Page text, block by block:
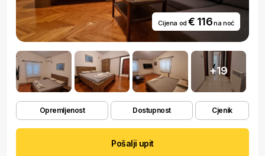
Cijena od€ 116na noć
+19
Opremljenost Dostupnost Cjenik
Pošalji upit